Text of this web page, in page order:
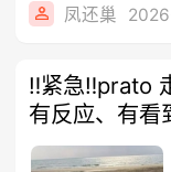
凤还巢
‼️紧急‼️prato
有反应、有看